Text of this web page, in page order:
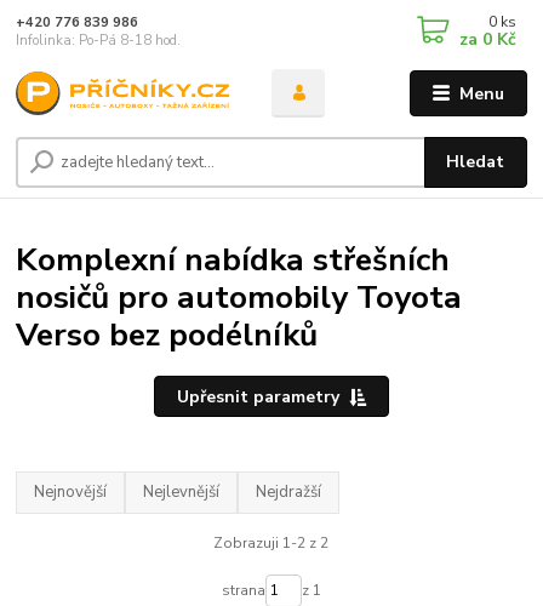
Menu
Hledat
+420 776 839 986
Infolinka: Po-Pá 8-18 hod.
0 ks
za 0 Kč
Komplexní nabídka střešních
nosičů pro automobily Toyota
Verso bez podélníků
Upřesnit parametry
Nejnovější Nejlevnější Nejdražší
Zobrazuji 1-2 z 2
strana z 1